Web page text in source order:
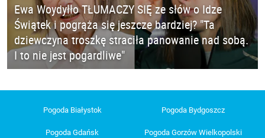
Ewa Woydyłło TŁUMACZY SIĘ ze słów o Idze
Świątek i pogrąża się jeszcze bardziej? "Ta
dziewczyna troszkę straciła panowanie nad sobą.
I to nie jest pogardliwe"
Pogoda Białystok Pogoda Bydgoszcz
Pogoda Gdańsk
Pogoda Gorzów Wielkopolski